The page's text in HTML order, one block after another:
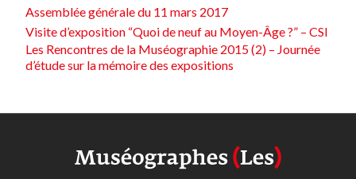
Assemblée générale du 11 mars 2017
Visite d’exposition “Quoi de neuf au Moyen-Âge ?” – CSI
Les Rencontres de la Muséographie 2015 (2) – Journée
d’étude sur la mémoire des expositions